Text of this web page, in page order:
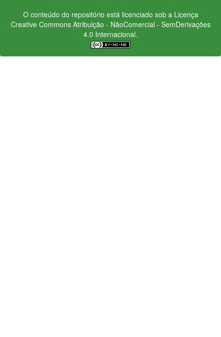
O conteúdo do repositório está licenciado sob a Licença
Creative CommonsAtribuição - NãoComercial - SemDerivações
4.0 Internacional.